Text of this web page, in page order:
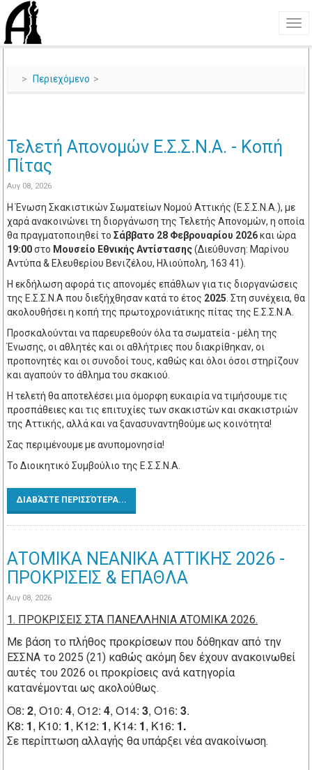
Περιεχόμενο
Τελετή Απονομών Ε.Σ.Σ.Ν.Α. - Κοπή
Πίτας
Αυγ 08, 2026
Η Ένωση Σκακιστικών Σωματείων Νομού Αττικής (Ε.Σ.Σ.Ν.Α.), με
χαρά ανακοινώνει τη διοργάνωση της Τελετής Απονομών, η οποία
θα πραγματοποιηθεί το Σάββατο 28 Φεβρουαρίου 2026και ώρα
19:00στο Μουσείο Εθνικής Αντίστασης(Διεύθυνση: Μαρίνου
Αντύπα & Ελευθερίου Βενιζέλου, Ηλιούπολη, 163 41).
Η εκδήλωση αφορά τις απονομές επάθλων για τις διοργανώσεις
της Ε.Σ.Σ.Ν.Α που διεξήχθησαν κατά το έτος 2025 . Στη συνέχεια, θα
ακολουθήσει η κοπή της πρωτοχρονιάτικης πίτας της Ε.Σ.Σ.Ν.Α.
Προσκαλούνται να παρευρεθούν όλα τα σωματεία - μέλη της
Ένωσης, οι αθλητές και οι αθλήτριες που διακρίθηκαν, οι
προπονητές και οι συνοδοί τους, καθώς και όλοι όσοι στηρίζουν
και αγαπούν το άθλημα του σκακιού.
Η τελετή θα αποτελέσει μια όμορφη ευκαιρία να τιμήσουμε τις
προσπάθειες και τις επιτυχίες των σκακιστών και σκακιστριών
της Αττικής, αλλά και να ξανασυναντηθούμε ως κοινότητα!
Σας περιμένουμε με ανυπομονησία!
Το Διοικητικό Συμβούλιο της Ε.Σ.Σ.Ν.Α.
ΔΙΑΒΆΣΤΕ ΠΕΡΙΣΣΌΤΕΡΑ...
ΑΤΟΜΙΚΑ ΝΕΑΝΙΚΑ ΑΤΤΙΚΗΣ 2026 -
ΠΡΟΚΡΙΣΕΙΣ & ΕΠΑΘΛΑ
Αυγ 08, 2026
1. ΠΡΟΚΡΙΣΕΙΣ ΣΤΑ ΠΑΝΕΛΛΗΝΙΑ ΑΤΟΜΙΚΑ 2026.
Με βάση το πλήθος προκρίσεων που δόθηκαν από την
ΕΣΣΝΑ το 2025 (21) καθώς ακόμη δεν έχουν ανακοινωθεί
αυτές του 2026 οι προκρίσεις ανά κατηγορία
κατανέμονται ως ακολούθως.
Ο8: 2, Ο10: 4, Ο12: 4, Ο14: 3, Ο16: 3.
Κ8: 1, Κ10: 1, Κ12: 1, Κ14: 1, Κ16: 1.
Σε περίπτωση αλλαγής θα υπάρξει νέα ανακοίνωση.